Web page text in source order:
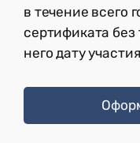
в течение всего
сертификата без
него дату